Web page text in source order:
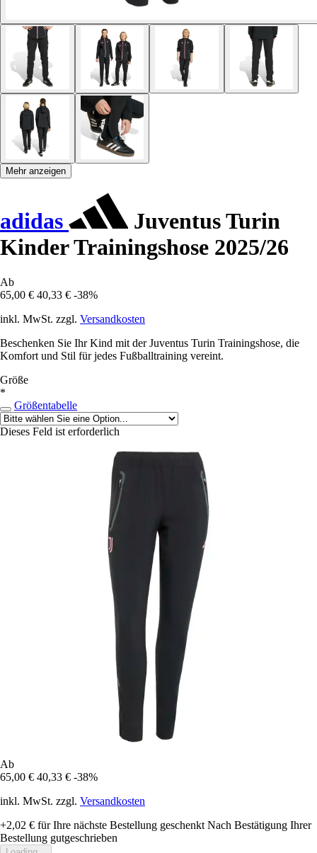
Mehr anzeigen
adidas
Juventus Turin
Kinder Trainingshose 2025/26
Ab
65,00 € 40,33 € -38%
inkl. MwSt. zzgl. Versandkosten
Beschenken Sie Ihr Kind mit der Juventus Turin Trainingshose, die
Komfort und Stil für jedes Fußballtraining vereint.
Größe
*
Größentabelle
Dieses Feld ist erforderlich
Ab
65,00 € 40,33 € -38%
inkl. MwSt. zzgl. Versandkosten
+2,02 € für Ihre nächste Bestellung geschenkt Nach Bestätigung Ihrer
Bestellung gutgeschrieben